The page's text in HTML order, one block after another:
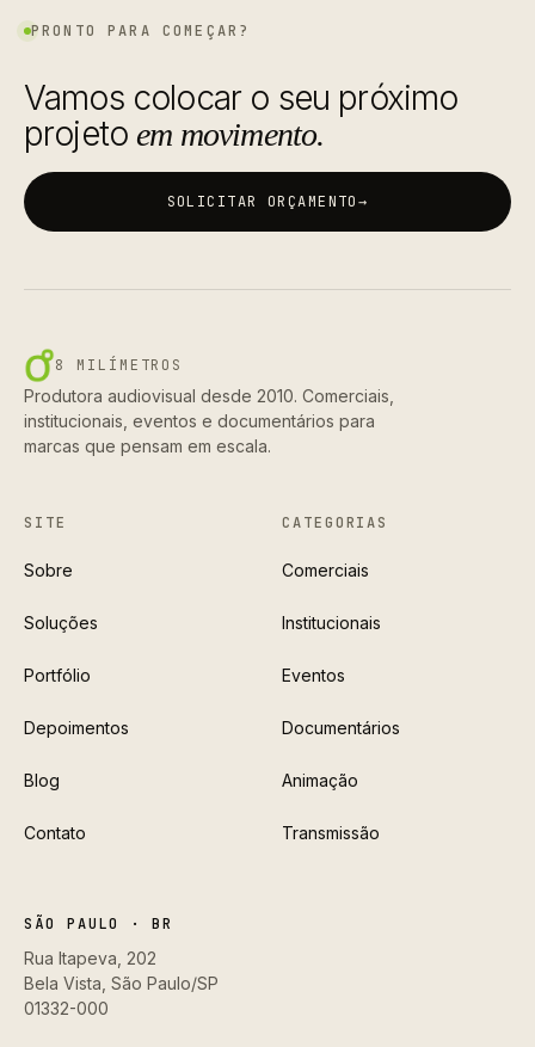
PRONTO PARA COMEÇAR?
Vamos colocar o seu próximo
projetoem movimento.
SOLICITAR ORÇAMENTO→
8 MILÍMETROS
Produtora audiovisual desde 2010. Comerciais,
institucionais, eventos e documentários para
marcas que pensam em escala.
SITE
Sobre
Soluções
Portfólio
Depoimentos
Blog
Contato
CATEGORIAS
Comerciais
Institucionais
Eventos
Documentários
Animação
Transmissão
SÃO PAULO · BR
Rua Itapeva, 202
Bela Vista, São Paulo/SP
01332-000